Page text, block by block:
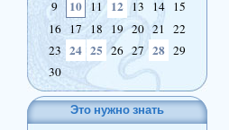
9
10 11 12 13 14 15
16 17 18 19 20 21
22
23 24 25 26 27 28 29
30
Это нужно знать